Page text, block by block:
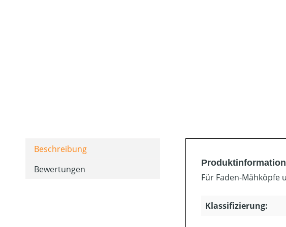
Beschreibung
Bewertungen
Für Faden-Mähköpfe
Klassifizierung: